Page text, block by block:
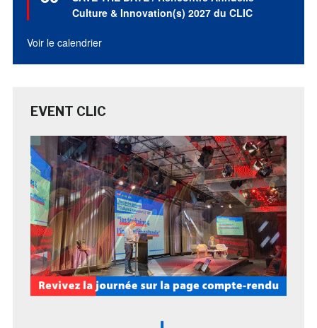
Culture & Innovation(s) 2027 du CLIC
Voir le calendrier
EVENT CLIC